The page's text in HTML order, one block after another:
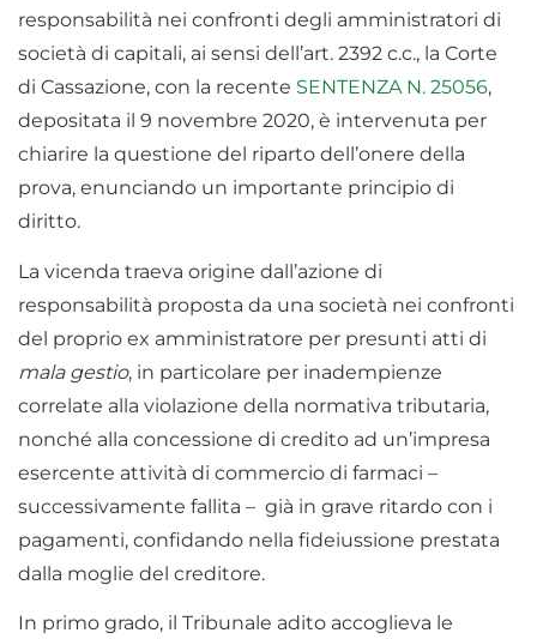
responsabilità nei confronti degli amministratori di
società di capitali, ai sensi dell’art. 2392 c.c., la Corte
di Cassazione, con la recente SENTENZA N. 25056,
depositata il 9 novembre 2020, è intervenuta per
chiarire la questione del riparto dell’onere della
prova, enunciando un importante principio di
diritto.
La vicenda traeva origine dall’azione di
responsabilità proposta da una società nei confronti
del proprio ex amministratore per presunti atti di
mala gestio, in particolare per inadempienze
correlate alla violazione della normativa tributaria,
nonché alla concessione di credito ad un’impresa
esercente attività di commercio di farmaci –
successivamente fallita – già in grave ritardo con i
pagamenti, confidando nella fideiussione prestata
dalla moglie del creditore.
In primo grado, il Tribunale adito accoglieva le